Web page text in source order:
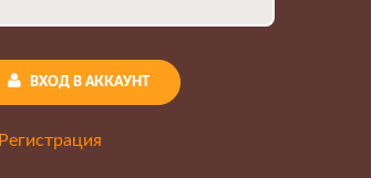
ВХОД В АККАУНТ
Регистрация